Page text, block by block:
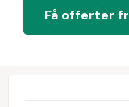
Få offerter